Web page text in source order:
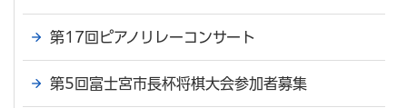
第17回ピアノリレーコンサート
第5回富士宮市長杯将棋大会参加者募集